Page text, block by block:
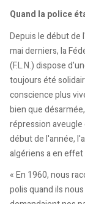
Quand la police
Depuis le début de
mai derniers, la
(F.L.N.) dispose
toujours été
conscience plus
bien que
répression
début de l'année,
algériens a en effet
« En 1960, nous
polis quand ils